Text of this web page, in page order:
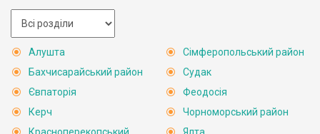
Алушта
Бахчисарайський район
Євпаторія
Керч
Сімферопольський район
Судак
Феодосія
Чорноморський район